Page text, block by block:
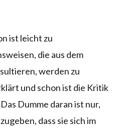
ist leicht zu
die aus dem
werden zu
und schon ist die Kritik
Dumme daran ist nur,
dass sie sich im